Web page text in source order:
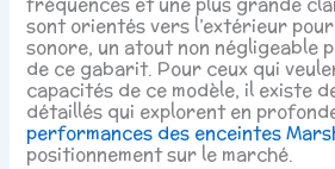
sont orientés vers l’extérieur
sonore, un atout non négligeable
de ce gabarit. Pour ceux qui
capacités de ce modèle, il existe
détaillés qui explorent en
performances des enceintes
positionnement sur le marché.